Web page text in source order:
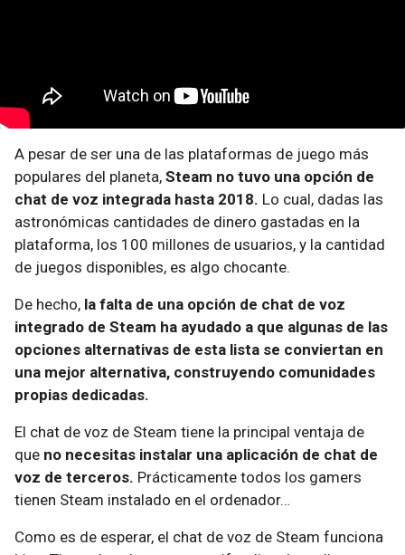
A pesar de ser una de las plataformas de juego más
populares del planeta, Steam no tuvo una opción de
chat de voz integrada hasta 2018. Lo cual, dadas las
astronómicas cantidades de dinero gastadas en la
plataforma, los 100 millones de usuarios, y la cantidad
de juegos disponibles, es algo chocante.
De hecho, la falta de una opción de chat de voz
integrado de Steam ha ayudado a que algunas de las
opciones alternativas de esta lista se conviertan en
una mejor alternativa, construyendo comunidades
propias dedicadas.
El chat de voz de Steam tiene la principal ventaja de
que no necesitas instalar una aplicación de chat de
voz de terceros. Prácticamente todos los gamers
tienen Steam instalado en el ordenador…
Como es de esperar, el chat de voz de Steam funciona